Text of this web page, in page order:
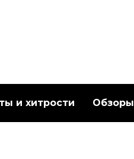
и хитрости Обзоры